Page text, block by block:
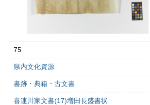
75
県内文化資源
書跡・典籍・古文書
喜連川家文書(17)増田長盛書状